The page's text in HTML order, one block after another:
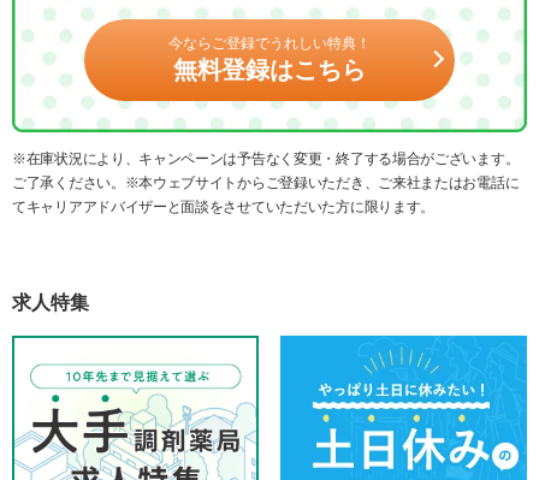
今ならご登録でうれしい特典！
無料登録はこちら
※在庫状況により、キャンペーンは予告なく変更・終了する場合がございます。
ご了承ください。※本ウェブサイトからご登録いただき、ご来社またはお電話に
てキャリアアドバイザーと面談をさせていただいた方に限ります。
求人特集